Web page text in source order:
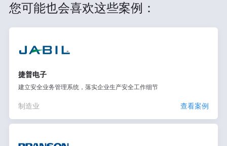
您可能也会喜欢这些案例：
捷普电子
建立安全业务管理系统，落实企业生产安全工作细节
制造业 查看案例